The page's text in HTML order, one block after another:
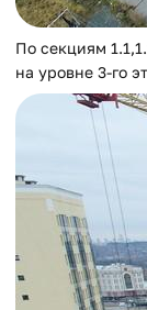
По секциям
на уровне 3-го